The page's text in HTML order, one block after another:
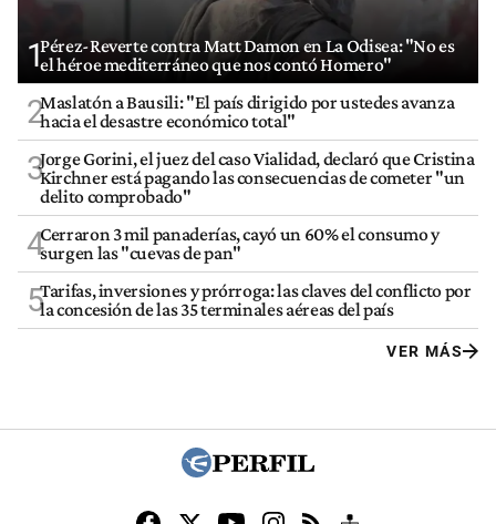
1Pérez-Reverte contra Matt Damon en La Odisea: "No es
el héroe mediterráneo que nos contó Homero"
2Maslatón a Bausili: "El país dirigido por ustedes avanza
hacia el desastre económico total"
3Jorge Gorini, el juez del caso Vialidad, declaró que Cristina
Kirchner está pagando las consecuencias de cometer "un
delito comprobado"
4Cerraron 3 mil panaderías, cayó un 60% el consumo y
surgen las "cuevas de pan"
5Tarifas, inversiones y prórroga: las claves del conflicto por
la concesión de las 35 terminales aéreas del país
VER MÁS